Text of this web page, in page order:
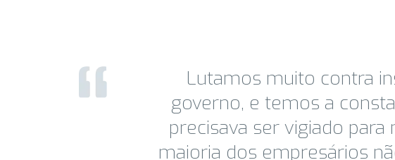
Lutamos muito contra
governo, e temos a
precisava ser vigiado
maioria dos empresários